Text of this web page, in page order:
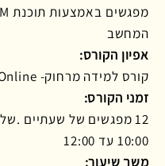
המחשב
אפיון הקורס:
קורס למידה מרחוק- Online
זמני הקורס:
12 מפגשים של שעתיים
10:00 עד 12:00
משך שיעור: